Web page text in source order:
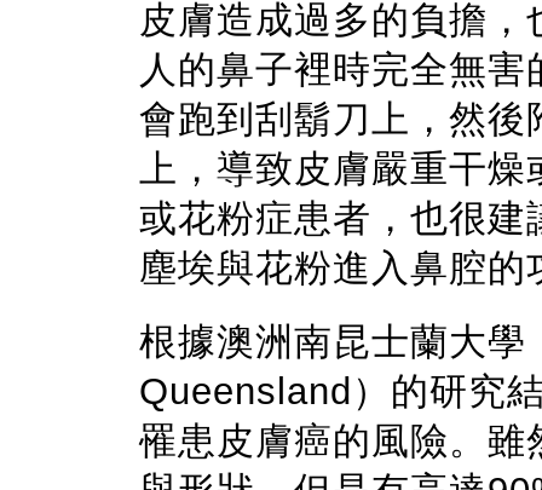
皮膚造成過多的負擔
人的鼻子裡時完全無
會跑到刮 鬍刀上，然後
上，導致皮膚嚴重干
或花粉症患者，也很建
塵埃與花粉進入鼻腔的
根據澳洲南昆士蘭大
Queensland）的研究
罹患皮膚癌的風險。雖